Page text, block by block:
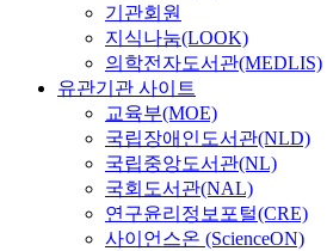
기관회원
지식나눔(LOOK)
의학전자도서관(MEDLIS)
유관기관 사이트
교육부(MOE)
국립장애인도서관(NLD)
국립중앙도서관(NL)
국회도서관(NAL)
연구윤리정보포털(CRE)
사이언스온 (ScienceON)